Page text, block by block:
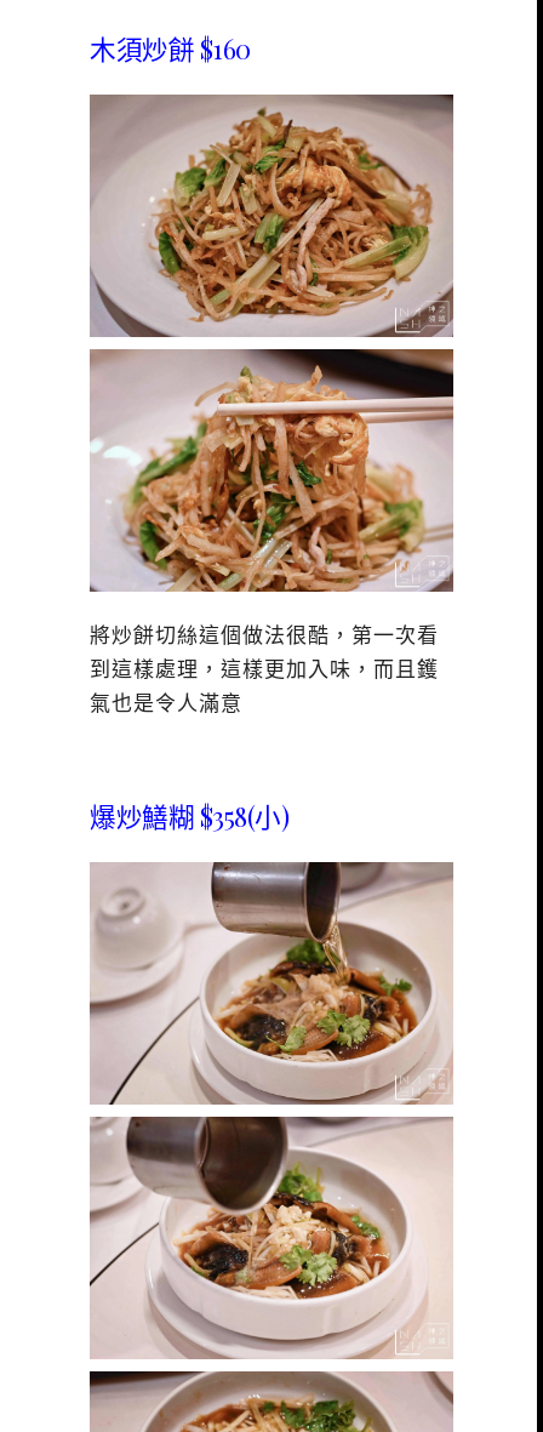
木須炒餅 $160
將炒餅切絲這個做法很酷，第一次看
到這樣處理，這樣更加入味，而且鑊
氣也是令人滿意
爆炒鱔糊 $358(小)